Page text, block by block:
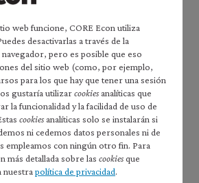
web funcione, CORE Econ utiliza
desactivarlas a través de la
pero es posible que eso
del sitio web (como, por ejemplo,
para los que hay que tener una sesión
gustaría utilizarcookiesanalíticas que
la funcionalidad y la facilidad de uso de
cookiesanalíticas solo se instalarán si
ni cedemos datos personales ni de
empleamos con ningún otro fin. Para
más detallada sobre las cookiesque
nuestra política de privacidad.
de datosde CORE Econ
lista detallada de fuentes.
«Debating climate economics:
vs. its critics». Informe
Amigos de la Tierra, julio de 2007.
Shiller. 2015.Phishing for
2.0: